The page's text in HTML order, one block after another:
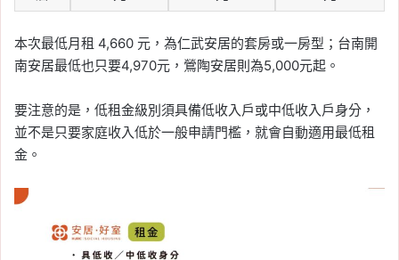
本次最低月租 4,660 元，為仁武安居的套房或一房型；台南開
南安居最低也只要4,970元，鶯陶安居則為5,000元起。
要注意的是，低租金級別須具備低收入戶或中低收入戶身分，
並不是只要家庭收入低於一般申請門檻，就會自動適用最低租
金。